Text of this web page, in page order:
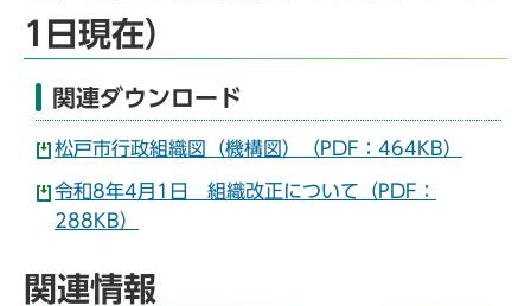
1日現在）
関連ダウンロード
松戸市行政組織図（機構図）（PDF：464KB）
令和8年4月1日 組織改正について（PDF：
288KB）
関連情報